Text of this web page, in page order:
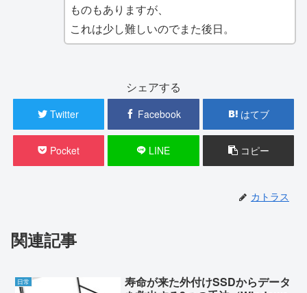
ものもありますが、
これは少し難しいのでまた後日。
シェアする
Twitter Facebook はてブ
Pocket LINE コピー
カトラス
関連記事
日常
寿命が来た外付けSSDからデータ